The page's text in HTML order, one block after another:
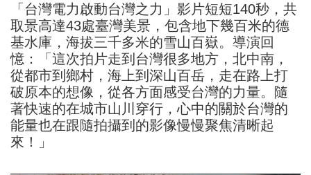
「台灣電力啟動台灣之力」影片短短140秒，共
取景高達43處臺灣美景，包含地下幾百米的德
基水庫，海拔三千多米的雪山百嶽。導演回
憶：「這次拍片走到台灣很多地方，北中南，
從都市到鄉村，海上到深山百岳，走在路上打
破原本的想像，從各方面感受台灣的力量。隨
著快速的在城市山川穿行，心中的關於台灣的
能量也在跟隨拍攝到的影像慢慢聚焦清晰起
來！」